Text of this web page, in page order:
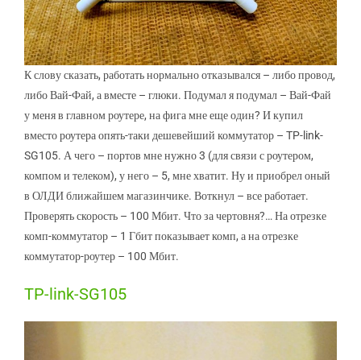
К слову сказать, работать нормально отказывался – либо провод,
либо Вай-Фай, а вместе – глюки. Подумал я подумал – Вай-Фай
у меня в главном роутере, на фига мне еще один? И купил
вместо роутера опять-таки дешевейший коммутатор – TP-link-
SG105. А чего – портов мне нужно 3 (для связи с роутером,
компом и телеком), у него – 5, мне хватит. Ну и приобрел оный
в ОЛДИ ближайшем магазинчике. Воткнул – все работает.
Проверять скорость – 100 Мбит. Что за чертовня?… На отрезке
комп-коммутатор – 1 Гбит показывает комп, а на отрезке
коммутатор-роутер – 100 Мбит.
TP-link-SG105